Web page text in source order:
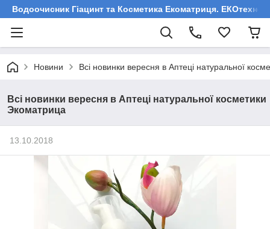
Водоочисник Гіацинт та Косметика Екоматриця.
Новини Всі новинки вересня в Аптеці натуральної
Всі новинки вересня в Аптеці натуральної косметики
Экоматрица
13.10.2018